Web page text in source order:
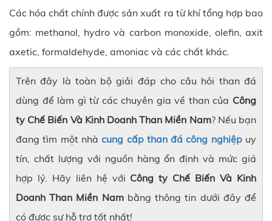
Các hóa chất chính được sản xuất ra từ khí tổng hợp bao
gồm: methanol, hydro và carbon monoxide, olefin, axit
axetic, formaldehyde, amoniac và các chất khác.
Trên đây là toàn bộ giải đáp cho câu hỏi than đá
dùng để làm gì từ các chuyên gia về than của Công
ty Chế Biến Và Kinh Doanh Than Miền Nam? Nếu bạn
đang tìm một nhàcung cấp than đá công nghiệpuy
tín, chất lượng với nguồn hàng ổn định và mức giá
hợp lý. Hãy liên hệ với Công ty Chế Biến Và Kinh
Doanh Than Miền Nam bằng thông tin dưới đây để
có được sự hỗ trợ tốt nhất!